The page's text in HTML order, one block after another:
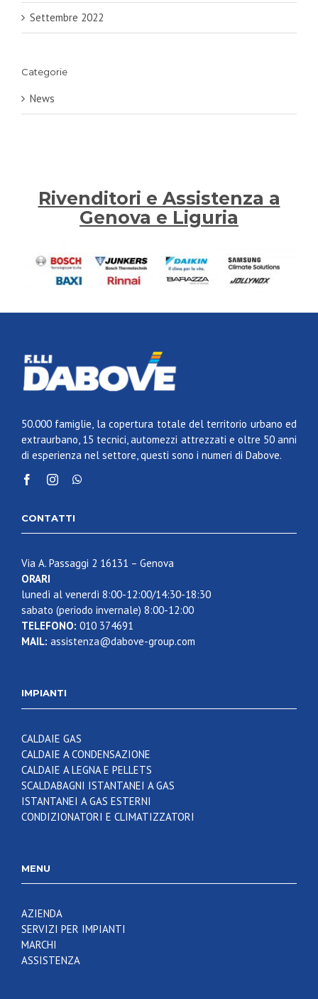
Settembre 2022
Categorie
News
Rivenditori e Assistenza a
Genova e Liguria
50.000 famiglie, la copertura totale del territorio urbano ed
extraurbano, 15 tecnici, automezzi attrezzati e oltre 50 anni
di esperienza nel settore, questi sono i numeri di Dabove.
CONTATTI
Via A. Passaggi 2 16131 – Genova
ORARI
lunedì al venerdì 8:00-12:00/14:30-18:30
sabato (periodo invernale) 8:00-12:00
TELEFONO: 010 374691
MAIL: assistenza@dabove-group.com
IMPIANTI
CALDAIE GAS
CALDAIE A CONDENSAZIONE
CALDAIE A LEGNA E PELLETS
SCALDABAGNI ISTANTANEI A GAS
ISTANTANEI A GAS ESTERNI
CONDIZIONATORI E CLIMATIZZATORI
MENU
AZIENDA
SERVIZI PER IMPIANTI
MARCHI
ASSISTENZA